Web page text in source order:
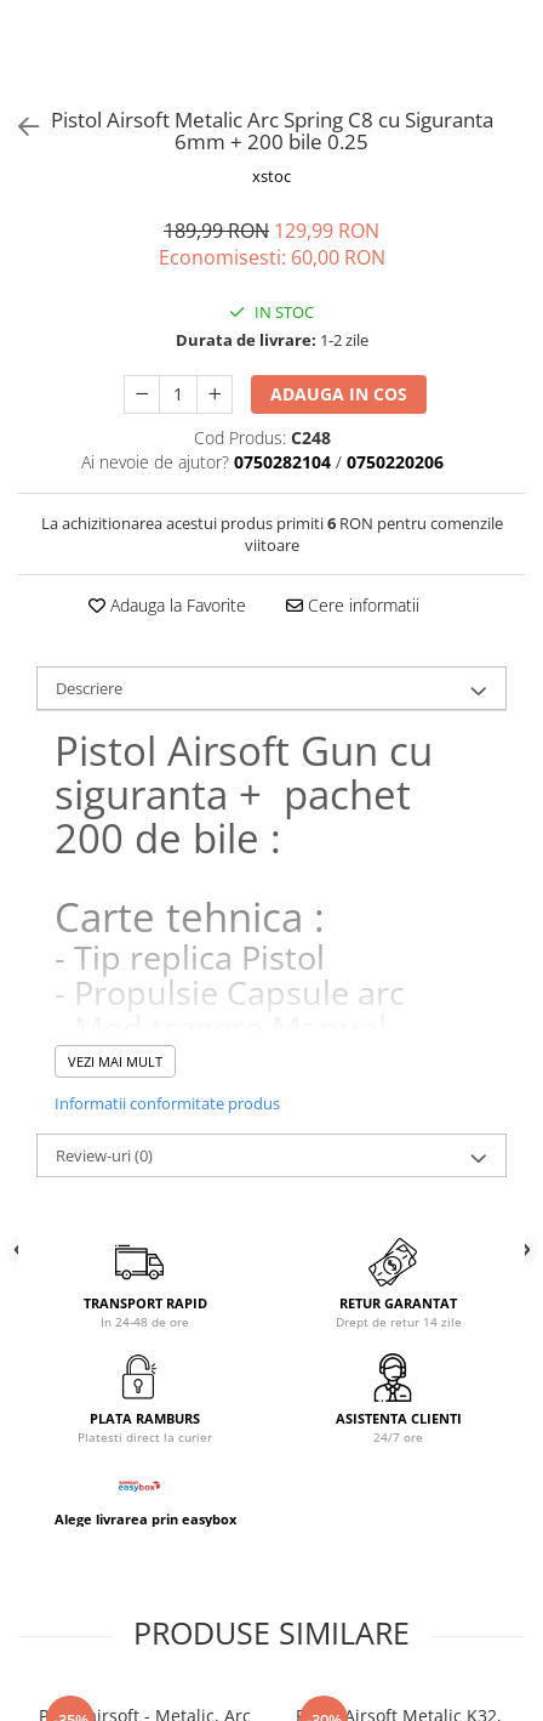
Masa manichiura
Pistol Airsoft Metalic Arc Spring C8 cu Siguranta
6mm + 200 bile 0.25
xstoc
189,99 RON 129,99 RON
Economisesti: 60,00 RON
IN STOC
Durata de livrare: 1-2 zile
ADAUGA IN COS
Cod Produs: C248
Ai nevoie de ajutor? 0750282104 / 0750220206
La achizitionarea acestui produs primiti6RON pentru comenzile
viitoare
Adauga la Favorite Cere informatii
Descriere
Pistol Airsoft Gun cu
siguranta + pachet
200 de bile :
Carte tehnica :
- Tip replica Pistol
- Propulsie Capsule arc
Calibru teava interna 6 mm
Capacitate incarcator ( bile )
10
VEZI MAI MULT
Informatii conformitate produs
Review-uri(0)
TRANSPORT RAPID
In 24-48 de ore
RETUR GARANTAT
Drept de retur 14 zile
PLATA RAMBURS
Platesti direct la curier
ASISTENTA CLIENTI
24/7 ore
Alege livrarea prin easybox
PRODUSE SIMILARE
Pistol airsoft - Metalic, Arc
Pistol Airsoft Metalic K32,